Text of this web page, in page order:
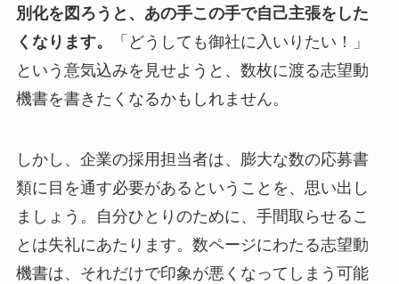
別化を図ろうと、あの手この手で自己主張をした
くなります。
「どうしても御社に入いりたい！」
という意気込みを見せようと、数枚に渡る志望動
機書を書きたくなるかもしれません。
しかし、企業の採用担当者は、膨大な数の応募書
類に目を通す必要があるということを、思い出し
ましょう。自分ひとりのために、手間取らせるこ
とは失礼にあたります。数ページにわたる志望動
機書は、それだけで印象が悪くなってしまう可能